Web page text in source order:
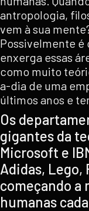
antropologia,
vem à sua
Possivelmente é
enxerga essas
como muito
a-dia de uma
últimos anos e
Os
gigantes da
Microsoft e
Adidas, Lego,
começando a
humanas